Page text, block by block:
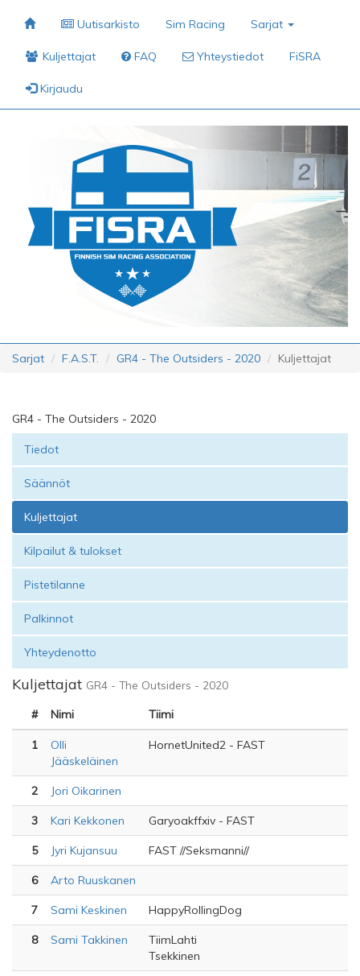
Uutisarkisto Sim Racing Sarjat
Kuljettajat FAQ Yhteystiedot FiSRA
Kirjaudu
Sarjat F.A.S.T. GR4 - The Outsiders - 2020 Kuljettajat
GR4 - The Outsiders - 2020
Tiedot
Säännöt
Kuljettajat
Kilpailut & tulokset
Pistetilanne
Palkinnot
Yhteydenotto
Kuljettajat GR4 - The Outsiders - 2020
# Nimi Tiimi
1
Olli
Jääskeläinen
HornetUnited2 - FAST
2 Jori Oikarinen
3 Kari Kekkonen Garyoakffxiv - FAST
5 Jyri Kujansuu FAST //Seksmanni//
6 Arto Ruuskanen
7 Sami Keskinen HappyRollingDog
8 Sami Takkinen
TiimLahti
Tsekkinen